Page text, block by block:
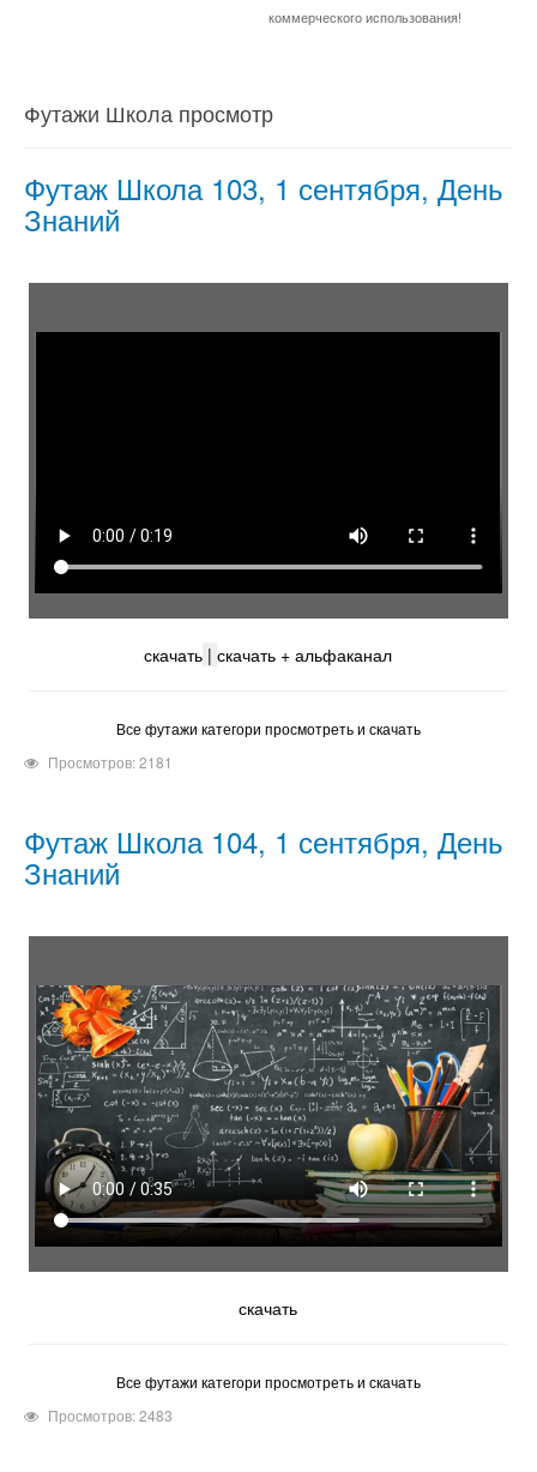
коммерческого использования!
Футажи Школа просмотр
Футаж Школа 103, 1 сентября, День
Знаний
скачать | скачать + альфаканал
Все футажи категори просмотреть и скачать
Просмотров: 2181
Футаж Школа 104, 1 сентября, День
Знаний
скачать
Все футажи категори просмотреть и скачать
Просмотров: 2483